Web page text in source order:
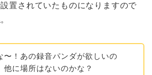
置されていたものになりますので
〜！あの録音パンダが欲しいの
他に場所はないのかな？